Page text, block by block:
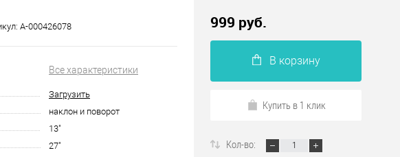
А-000426078
Все характеристики
Загрузить
наклон и поворот
13"
27"
999 руб.
В корзину
Купить в 1 клик
Кол-во: